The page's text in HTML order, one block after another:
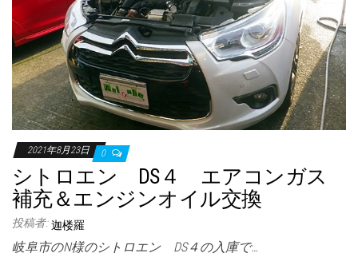
2021年8月23日 0
シトロエン DS４ エアコンガス
補充＆エンジンオイル交換
投稿者: 迦楼羅
岐阜市のN様のシトロエン DS４の入庫で…